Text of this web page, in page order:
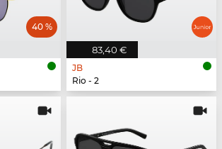
40 %
83,40 €
JB
Rio - 2